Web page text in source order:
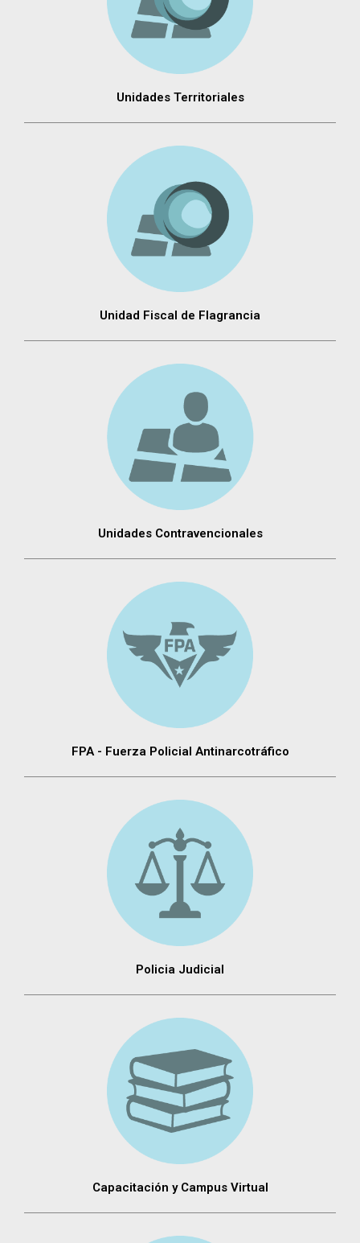
Unidades Territoriales
Unidad Fiscal de Flagrancia
Unidades Contravencionales
FPA - Fuerza Policial Antinarcotráfico
Policia Judicial
Capacitación y Campus Virtual